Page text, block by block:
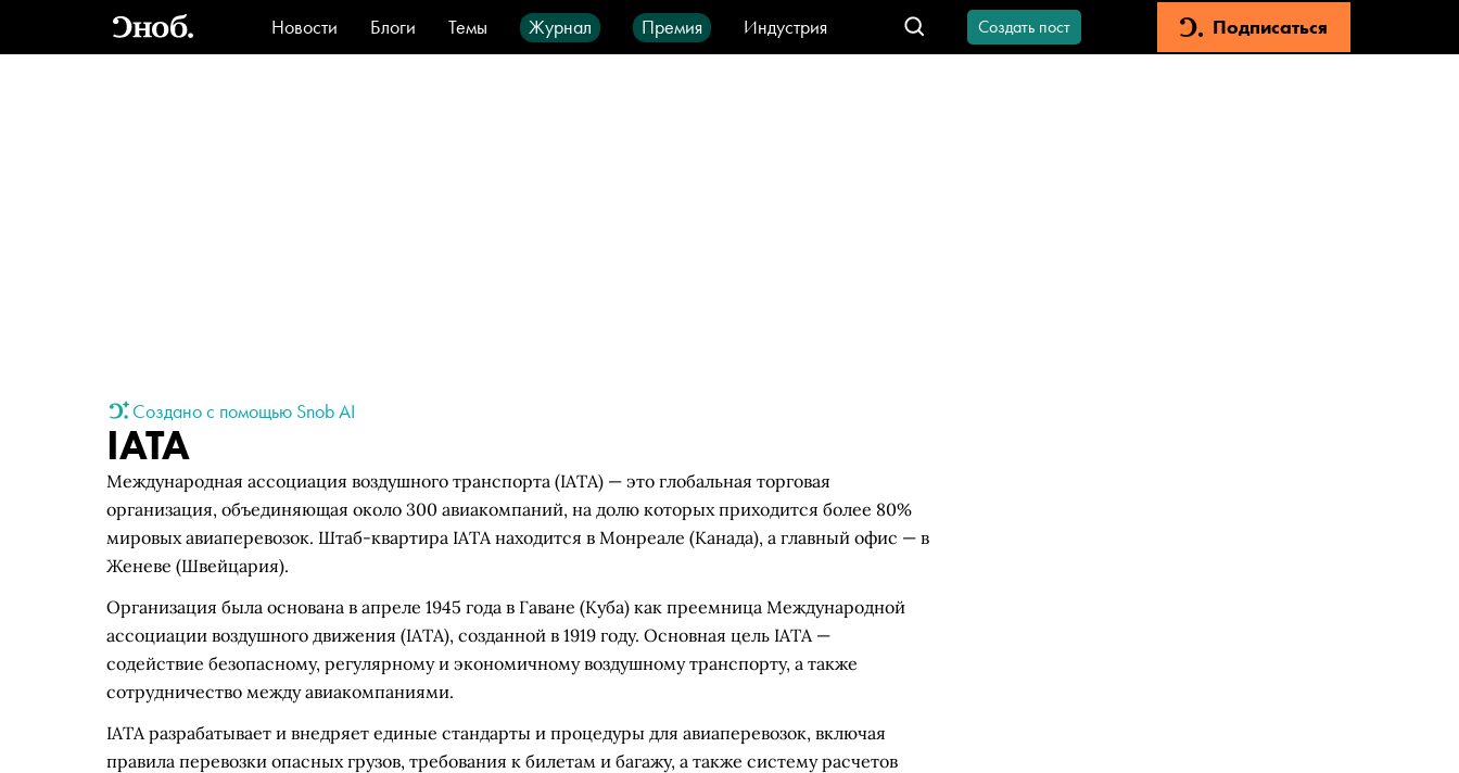
Новости Блоги Темы Журнал Премия
Индустрия
Стиль
Видео Город IT-продукты
Создать пост Подписаться
Создано с помощью Snob AI
IATA
Международная ассоциация воздушного транспорта (IATA) — это глобальная торговая
организация, объединяющая около 300 авиакомпаний, на долю которых приходится более 80%
мировых авиаперевозок. Штаб-квартира IATA находится в Монреале (Канада), а главный офис — в
Женеве (Швейцария).
Организация была основана в апреле 1945 года в Гаване (Куба) как преемница Международной
ассоциации воздушного движения (IATA), созданной в 1919 году. Основная цель IATA —
содействие безопасному, регулярному и экономичному воздушному транспорту, а также
сотрудничество между авиакомпаниями.
IATA разрабатывает и внедряет единые стандарты и процедуры для авиаперевозок, включая
правила перевозки опасных грузов, требования к билетам и багажу, а также систему расчетов